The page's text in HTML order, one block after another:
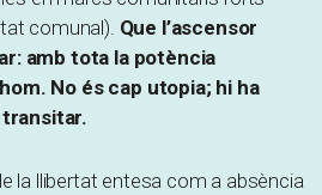
comunal). Que l’ascensor
amb tota la potència
No és cap utopia; hi ha
transitar.
la llibertat entesa com a absència